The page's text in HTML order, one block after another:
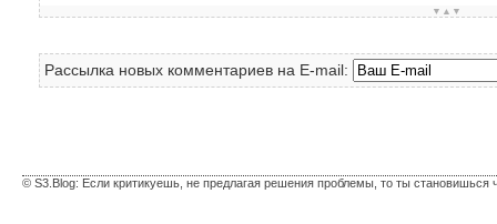
▼▲▼
Рассылка новых комментариев на E-mail:
© S3.Blog: Если критикуешь, не предлагая решения проблемы, то ты становишься